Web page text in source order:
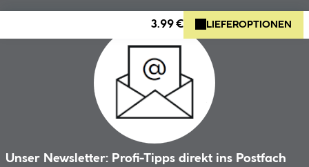
3.99 € LIEFEROPTIONEN
Unser Newsletter: Profi-Tipps direkt ins Postfach